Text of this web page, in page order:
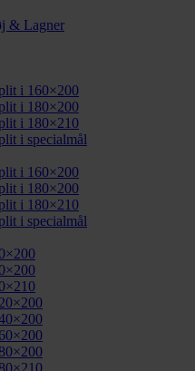
& Lagner
i 160×200
i 180×200
i 180×210
i specialmål
i 160×200
i 180×200
i 180×210
i specialmål